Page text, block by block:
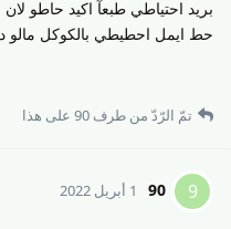
بريد احتياطي طبعآ اكيد حاطو
حط ايمل احطيطي بالكوكل مالو
تمّ الرّدّ من طرف 90 على هذا
9
90 1 أبريل 2022